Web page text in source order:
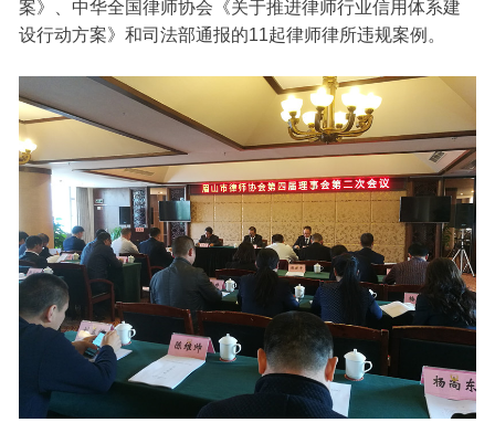
案》、中华全国律师协会《关于推进律师行业信用体系建
设行动方案》和司法部通报的11起律师律所违规案例。